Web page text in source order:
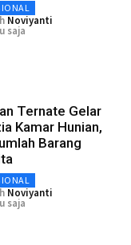
Noviyanti
saja
Ternate Gelar
Kamar Hunian,
Barang
Noviyanti
saja